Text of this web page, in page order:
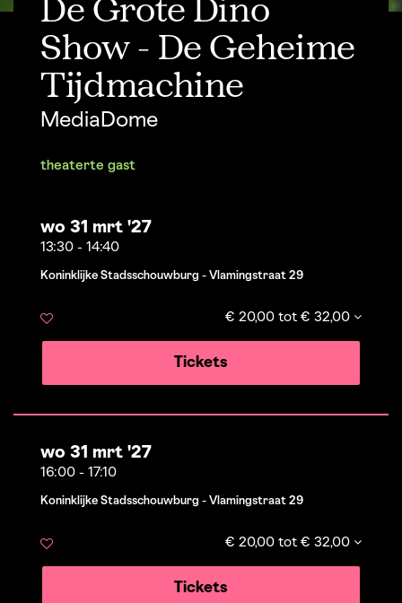
De Grote Dino
Show - De Geheime
Tijdmachine
MediaDome
theaterte gast
wo 31 mrt '27
13:30 - 14:40
Koninklijke Stadsschouwburg - Vlamingstraat 29
€ 20,00 tot € 32,00
Tickets
wo 31 mrt '27
16:00 - 17:10
Koninklijke Stadsschouwburg - Vlamingstraat 29
€ 20,00 tot € 32,00
Tickets